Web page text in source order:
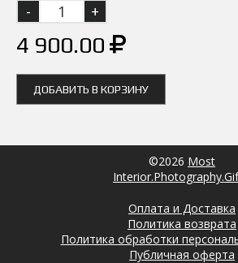
4 900.00
ДОБАВИТЬ В КОРЗИНУ
©2026 Most
Оплата и Доставка
Политика возврата
Политика обработки
Публичная оферта